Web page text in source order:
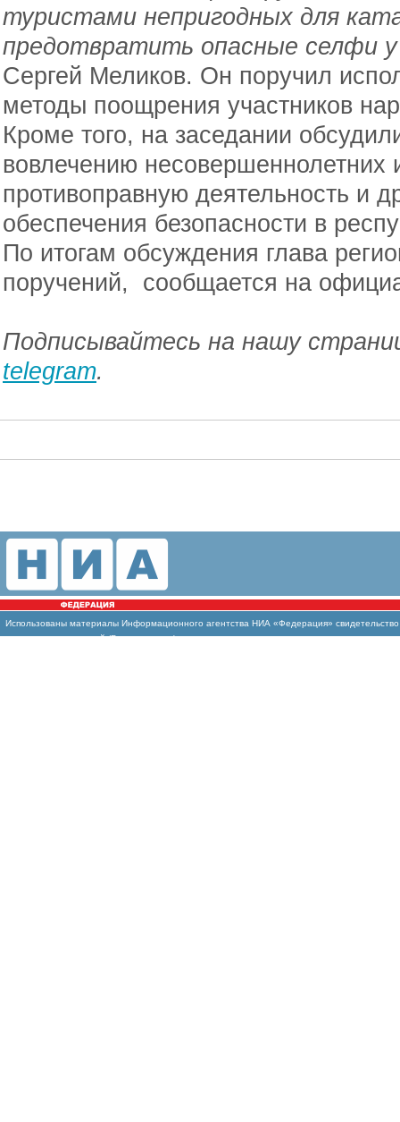
туристами непригодных для
предотвратить опасные селфи у
Сергей Меликов. Он поручил
методы поощрения участников
Кроме того, на заседании
вовлечению несовершеннолетних
противоправную деятельность и
обеспечения безопасности в
По итогам обсуждения глава
поручений, сообщается на
Подписывайтесь на нашу
telegram.
Использованы материалы Информационного агентства НИА «Федерация»
массовых коммуникаций (Роскомнадзор)